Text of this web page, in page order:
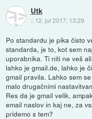
Utk
:: 12. jul 2017, 13:29
Po standardu je pika čisto
standarda, je to, kot sem
uporabnika. Ti niti ne veš
lahko je gmail.de, lahko je
gmail pravila. Lahko sem
malo drugačnimi
Res da je gmail velik,
email naslov in kaj ne, za
pridemo s tem?